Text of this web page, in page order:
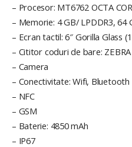
– Procesor: MT6762 OCTA
– Memorie: 4 GB/ LPDDR3, 64
– Ecran tactil: 6″ Gorilla Glass
– Cititor coduri de bare:
– Camera
– Conectivitate: Wifi, Bluetooth
– NFC
– GSM
– Baterie: 4850 mAh
– IP67